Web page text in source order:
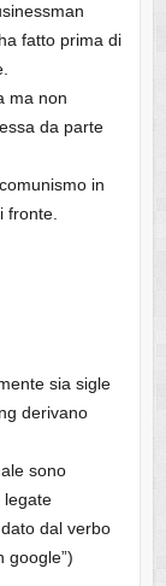
fatto prima di
ma non
da parte
in
fronte.
sia sigle
derivano
sono
legate
dal verbo
google”)